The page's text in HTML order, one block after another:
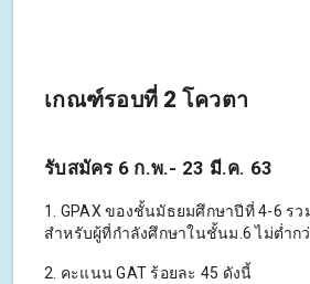
เกณฑ์รอบที่ 2 โควตา
รับสมัคร 6 ก.พ.- 23 มี.ค. 63
1. GPAX ของชั้นมัธยมศึกษาปีที่ 4-6 ร
สำหรับผู้ที่กำลังศึกษาในชั้นม.6 ไม่ต่ำกว่
2. คะแนน GAT ร้อยละ 45 ดังนี้